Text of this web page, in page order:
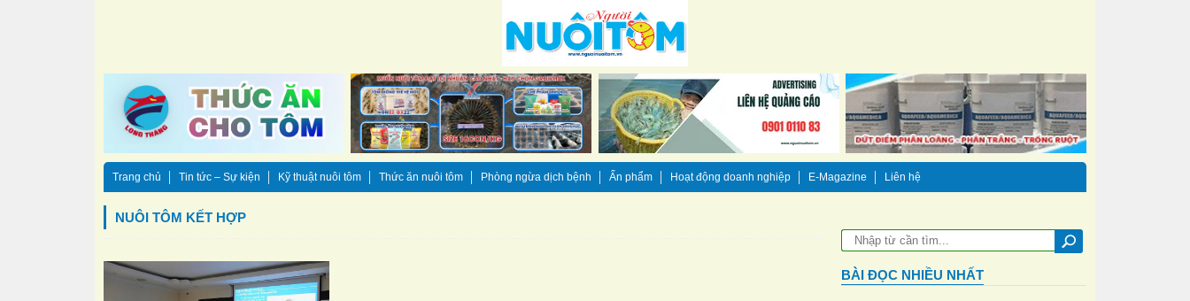
Trang chủ Tin tức – Sự kiện Kỹ thuật nuôi tôm Thức ăn nuôi tôm Phòng ngừa dịch bệnh Ấn phẩm Hoạt động doanh nghiệp E-Magazine Liên hệ
NUÔI TÔM KẾT HỢP
BÀI ĐỌC NHIỀU NHẤT